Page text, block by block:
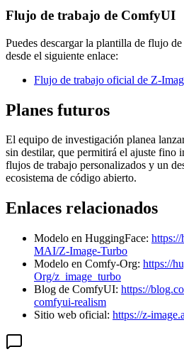
Flujo de trabajo de ComfyUI
Puedes descargar la plantilla de flujo
desde el siguiente enlace:
Flujo de trabajo oficial de Z-
Planes futuros
El equipo de investigación planea
sin destilar, que permitirá el ajuste fino
flujos de trabajo personalizados y un
ecosistema de código abierto.
Enlaces relacionados
Modelo en HuggingFace:
MAI/Z-Image-Turbo
Modelo en Comfy-Org: https://
Org/z_image_turbo
Blog de ComfyUI: https://
comfyui-realism
Sitio web oficial: https://z-